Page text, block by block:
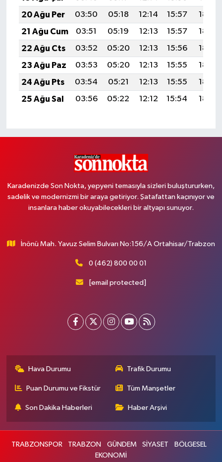
20 Ağu Per
03:50 05:18 12:14 15:57
18:59
21 Ağu Cum
03:51 05:19 12:13 15:57
18:58
22 Ağu Cts
03:52 05:20 12:13 15:56
18:57
23 Ağu Paz
03:53 05:20 12:13 15:55
18:55
24 Ağu Pts
03:54 05:21 12:13 15:55
18:54
25 Ağu Sal
03:56 05:22 12:12 15:54 18:52
Karadenizde Son Nokta, yepyeni temasıyla sizleri buluştururken,
sadelik ve modernizmi bir araya getiriyor. Şatafattan kaçınıyor ve
insanlara haber okuyabilecekleri bir altyapı sunuyor.
İnönü Mah. Yavuz Selim Bulvarı No:156/A Ortahisar/Trabzon
0 (462) 800 00 01
[email protected]
Hava Durumu Trafik Durumu
Puan Durumu ve Fikstür Tüm Manşetler
Son Dakika Haberleri Haber Arşivi
TRABZONSPOR TRABZON GÜNDEM SİYASET
BÖLGESEL
EKONOMİ